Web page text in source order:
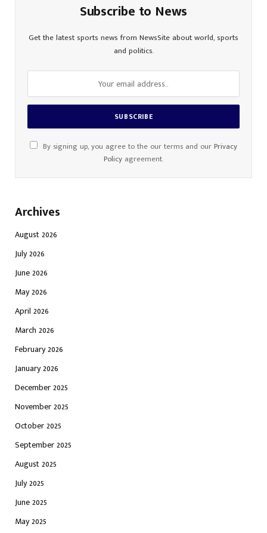
Subscribe to News
Get the latest sports news from NewsSite about world, sports
and politics.
By signing up, you agree to the our terms and ourPrivacy
Policy agreement.
Archives
August 2026
July 2026
June 2026
May 2026
April 2026
March 2026
February 2026
January 2026
December 2025
November 2025
October 2025
September 2025
August 2025
July 2025
June 2025
May 2025